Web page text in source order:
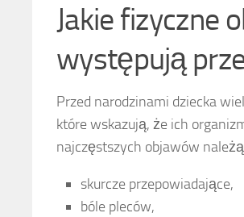
Jakie fizyczne
występują
Przed narodzinami dziecka
które wskazują, że ich
najczęstszych objawów
skurcze przepowiadające,
bóle pleców,